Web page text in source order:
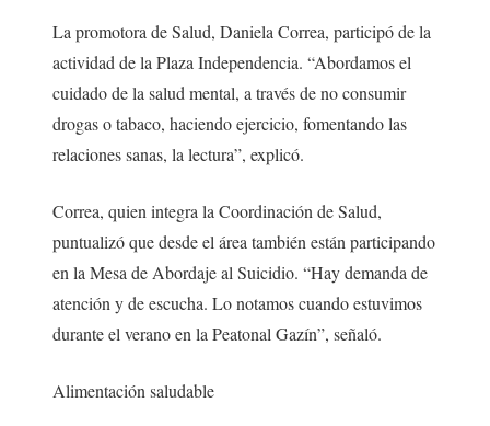
La promotora de Salud, Daniela Correa, participó de la
actividad de la Plaza Independencia. “Abordamos el
cuidado de la salud mental, a través de no consumir
drogas o tabaco, haciendo ejercicio, fomentando las
relaciones sanas, la lectura”, explicó.
Correa, quien integra la Coordinación de Salud,
puntualizó que desde el área también están participando
en la Mesa de Abordaje al Suicidio. “Hay demanda de
atención y de escucha. Lo notamos cuando estuvimos
durante el verano en la Peatonal Gazín”, señaló.
Alimentación saludable